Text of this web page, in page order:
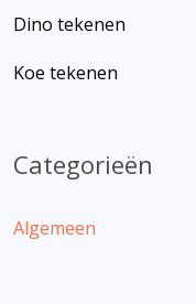
Dino tekenen
Koe tekenen
Categorieën
Algemeen